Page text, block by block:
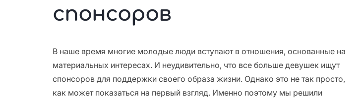
спонсоров
В наше время многие молодые люди вступают в отношения, основанные на
материальных интересах. И неудивительно, что все больше девушек ищут
спонсоров для поддержки своего образа жизни. Однако это не так просто,
как может показаться на первый взгляд. Именно поэтому мы решили